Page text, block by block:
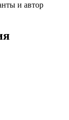
и автор